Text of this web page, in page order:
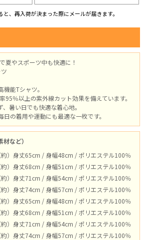
、再入荷が決まった際にメールが届きます。
夏やスポーツ中も快適に！
能Tシャツ。
95％以上の紫外線カット効果を備えています。
暑い日でも快適な着心地。
日の着用や運動にも最適な一枚です。
など）
約）身丈65cm / 身幅48cm / ポリエステル100％
約）身丈68cm / 身幅51cm / ポリエステル100％
約）身丈71cm / 身幅54cm / ポリエステル100％
約）身丈74cm / 身幅57cm / ポリエステル100％
約）身丈65cm / 身幅48cm / ポリエステル100％
約）身丈68cm / 身幅51cm / ポリエステル100％
約）身丈71cm / 身幅54cm / ポリエステル100％
約）身丈74cm / 身幅57cm / ポリエステル100％